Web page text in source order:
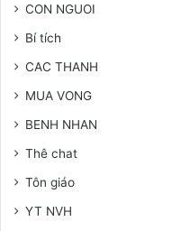
CON NGUOI
Bí tích
CAC THANH
MUA VONG
BENH NHAN
Thê chat
Tôn giáo
YT NVH